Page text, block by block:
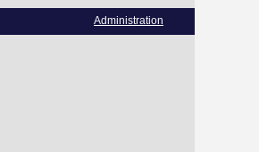
Administration